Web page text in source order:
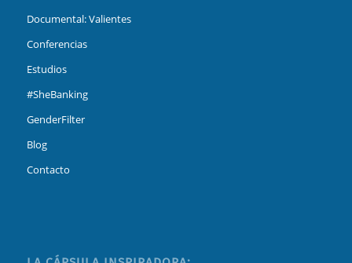
Documental: Valientes
Conferencias
Estudios
#SheBanking
GenderFilter
Blog
Contacto